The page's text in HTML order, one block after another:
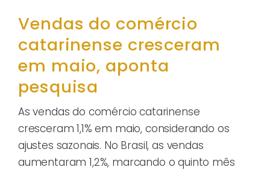
Vendas do comércio
catarinense cresceram
em maio, aponta
pesquisa
As vendas do comércio catarinense
cresceram 1,1% em maio, considerando os
ajustes sazonais. No Brasil, as vendas
aumentaram 1,2%, marcando o quinto mês